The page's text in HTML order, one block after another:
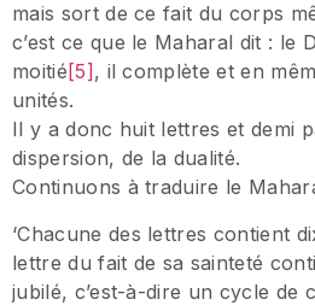
mais sort de ce fait du corps
c’est ce que le Maharal dit : le
moitié [5] , il complète et en
unités.
Il y a donc huit lettres et demi
dispersion, de la dualité.
Continuons à traduire le
‘Chacune des lettres contient
lettre du fait de sa sainteté
jubilé, c’est-à-dire un cycle de